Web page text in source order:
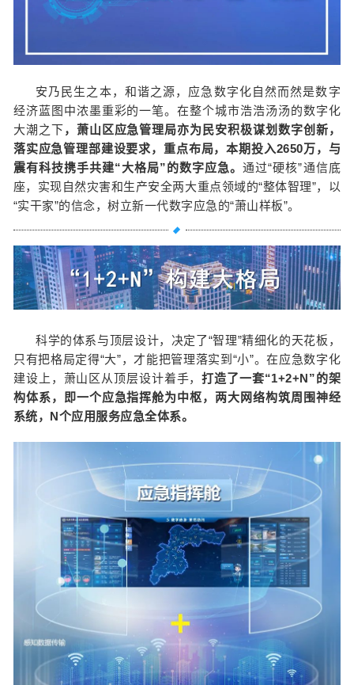
安乃民生之本，和谐之源，应急数字化自然而然是数字
经济蓝图中浓墨重彩的一笔。在整个城市浩浩汤汤的数字化
大潮之下，萧山区应急管理局亦为民安积极谋划数字创新，
落实应急管理部建设要求，重点布局，本期投入2650万，与
震有科技携手共建“大格局”的数字应急。通过“硬核”通信底
座，实现自然灾害和生产安全两大重点领域的“整体智理”，以
“实干家”的信念，树立新一代数字应急的“萧山样板”。
科学的体系与顶层设计，决定了“智理”精细化的天花板，
只有把格局定得“大”，才能把管理落实到“小”。在应急数字化
建设上，萧山区从顶层设计着手，打造了一套“1+2+N”的架
构体系，即一个应急指挥舱为中枢，两大网络构筑周围神经
系统，N个应用服务应急全体系。